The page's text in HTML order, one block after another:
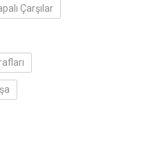
Çarşılar